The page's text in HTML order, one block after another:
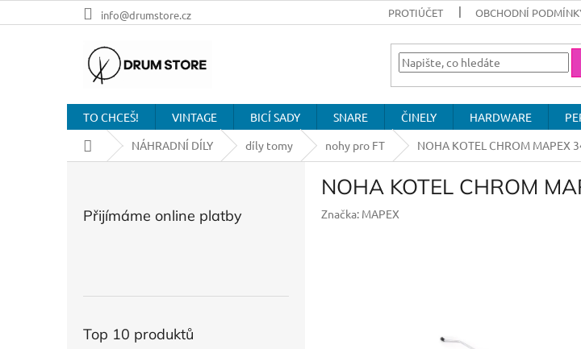
na
info@drumstore.cz PROTIÚČET OBCHODNÍ
TO CHCEŠ! VINTAGE BICÍ SADY SNARE ČINELY HARDWARE
Domů
NÁHRADNÍ DÍLY díly tomy nohy pro FT NOHA KOTEL CHROM MAPEX
Přijímáme online platby
Top 10 produktů
NOHA KOTEL CHROM
Značka: MAPEX